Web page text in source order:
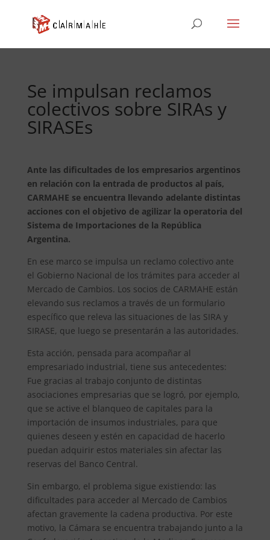
Se impulsan reclamos
colectivos sobre SIRAs y
SIRASEs
Ante las dificultades de los empresarios argentinos
en relación con la entrada de productos al país,
CARMAHE se encuentra llevando adelante distintas
acciones con el objetivo de agilizar la operatoria del
Sistema de Importaciones de la República
Argentina.
En ese marco se impulsa un reclamo colectivo ante
el Gobierno Nacional de los trámites para acceder al
Mercado de Cambios. Los socios de CARMAHE están
elevando sus reclamos a través de un formulario
específico que releva las situaciones de las SIRA y
SIRASE, que luego se presentarán a las autoridades.
Esta acción, pensada para acompañar al
empresariado industrial, tiene sus antecedentes:
Fue gracias al trabajo conjunto de distintas
asociaciones empresarias que se logró, por ejemplo,
que se active el blanqueo de capitales para la
importación de insumos industriales, para que
quienes deseen y estén en capacidad de hacerlo
puedan adquirir estos materiales sin afectar las
reservas del Banco Central.
Sin embargo, el problema sigue existiendo: las
dificultades para acceder al Mercado de Cambios
afectan gravemente la cadena productiva. Por este
motivo, la Cámara se encuentra trabajando junto a la